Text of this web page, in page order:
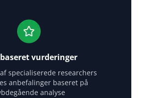
vurderinger
specialiserede researchers
anbefalinger baseret på
analyse